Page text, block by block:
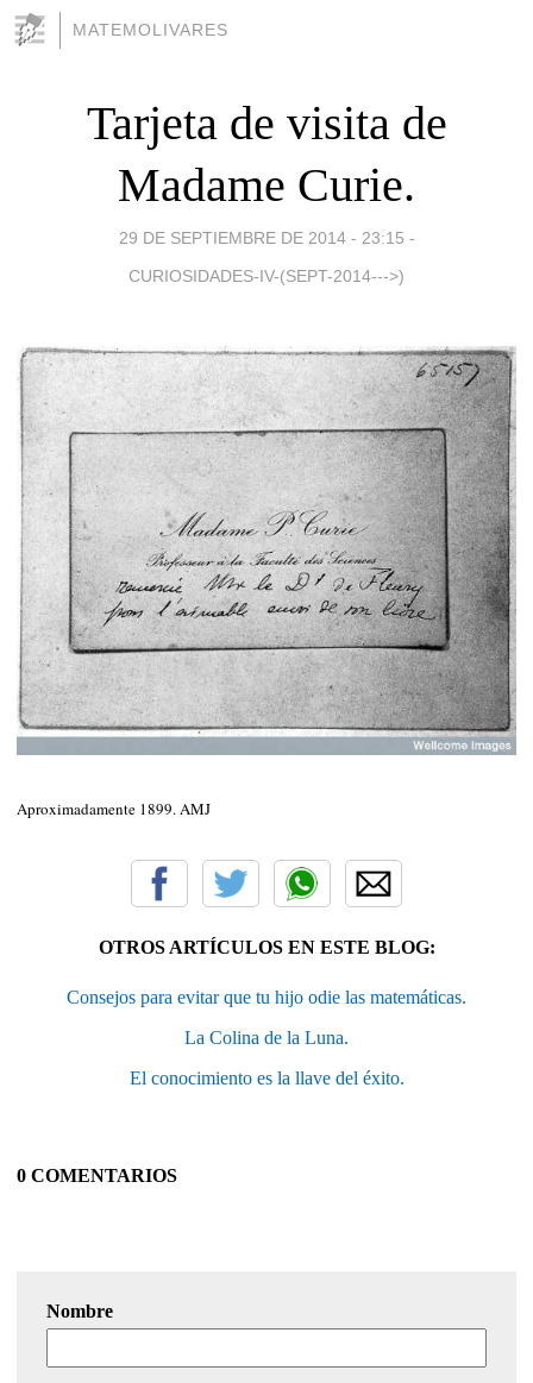
MATEMOLIVARES
Tarjeta de visita de
Madame Curie.
29 DE SEPTIEMBRE DE 2014 - 23:15 -
CURIOSIDADES-IV-(SEPT-2014--->)
Aproximadamente 1899. AMJ
OTROS ARTÍCULOS EN ESTE BLOG:
Consejos para evitar que tu hijo odie las matemáticas.
La Colina de la Luna.
El conocimiento es la llave del éxito.
0 COMENTARIOS
Nombre